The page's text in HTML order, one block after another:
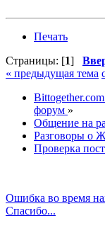
Печать
Страницы: [1]
« предыдущая тема
форум »
Общение на
Разговоры о
Проверка
Ошибка во время
Спасибо...